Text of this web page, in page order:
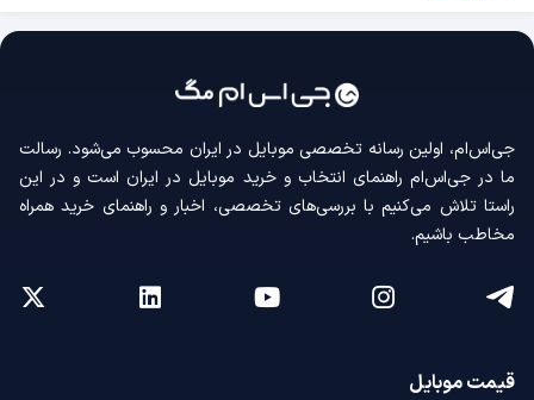
جی‌اس‌ام، اولین رسانه‌ تخصصی موبایل در ایران محسوب می‌شود. رسالت
ما در جی‌اس‌ام راهنمای انتخاب و خرید موبایل در ایران است و در این
راستا تلاش می‌کنیم با بررسی‌های تخصصی، اخبار و راهنمای خرید همراه
مخاطب باشیم.
قیمت موبایل